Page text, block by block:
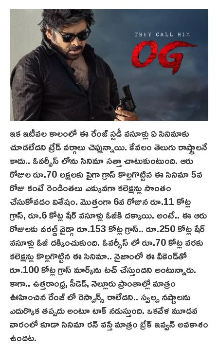
ఇక ఇటీవల కాలంలో ఈ రేంజ్‌ స్టడీ వసూళ్లు ఏ సినిమాకు
చూడలేదని ట్రేడ్ వర్గాలు చెప్తున్నాయి. కేవలం తెలుగు రాష్ట్రాలనే
కాదు.. ఓవర్సీస్ లోను సినిమా సత్తా చాటుకుంటుంది. ఆరు
రోజుల రూ.70 లక్షలకు పైగా గ్రాస్ కొల్లగొట్టిన ఈ సినిమా 5వ
రోజు కంటే రెండింతలు ఎక్కువగా క‌లెక్ష‌న్లు సొంతం
చేసుకోవడం విశేషం. మొత్తంగా 6వ రోజున రూ.11 కోట్ల
గ్రాస్‌, రూ.6 కోట్ల షేర్ వసూళ్లు ఓజీకి దక్కాయి. అంటే.. ఈ ఆరు
రోజులకు వరల్డ్ వైడ్గా రూ.153 కోట్ల గ్రాస్‌.. రూ.250 కోట్ల షేర్
వ‌సూళ్లు ఓజీ దక్కించుకుంది. ఓవర్సీస్ లో రూ.70 కోట్ల వరకు
కలెక్షన్లు కొల్లగొట్టిన ఈ సినిమా.. నైజాంలో ఈ వీకెండ్‌తో
రూ.100 కోట్ల గ్రాస్ మార్క్‌ను టచ్ చేస్తుందని అంటున్నారు.
కాగా.. ఉత్తరాంధ్ర, సీడెడ్‌, నెల్లూరు ప్రాంతాల్లో మాత్రం
ఊహించిన రేంజ్ లో రెస్పాన్స్ రాలేదని.. స్వల్ప నష్టాలను
ఎదుర్కొక తప్పదు అంటూ టాక్‌ నడుస్తుంది. ఒకవేళ మూడవ
వారంలో కూడా సినిమా రన్ వస్తే మాత్రం బ్రేక్ ఇవ్వన్‌ అవకాశం
ఉందట.